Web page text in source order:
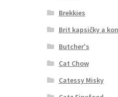
Brekkies
Brit kapsičky a
Butcher's
Cat Chow
Catessy Misky